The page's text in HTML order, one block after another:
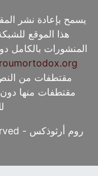
يسمح بإعادة نشر
هذا الموقع
المنشورات بالكامل
مقتطفات من
مقتطفات منها دون
روم أرثوذكس - Copyright © 2021 - All rights reserved